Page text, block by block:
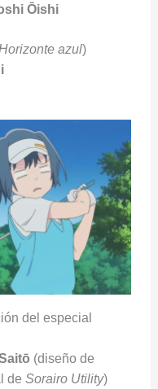
Ōishi
azul)
del especial
(diseño de
de Sorairo Utility)